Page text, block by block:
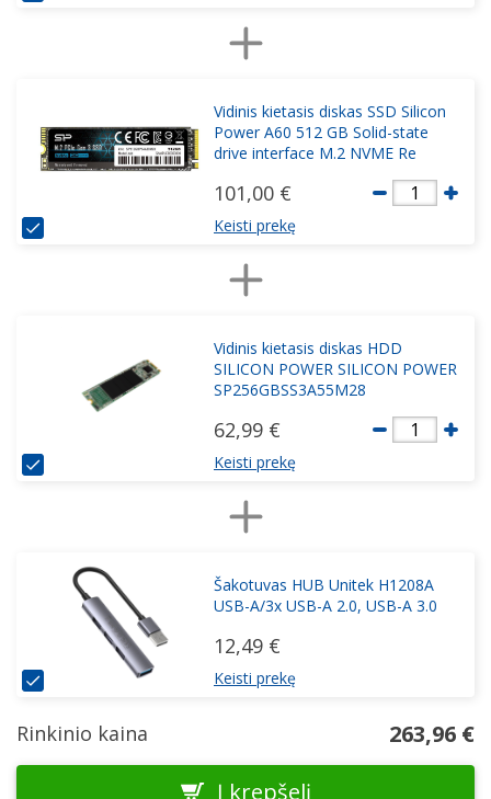
Vidinis kietasis diskas SSD Silicon
Power A60 512 GB Solid-state
drive interface M.2 NVME Re
101,00 € 1
Keisti prekę
Vidinis kietasis diskas HDD
SILICON POWER SILICON POWER
SP256GBSS3A55M28
62,99 € 1
Keisti prekę
Šakotuvas HUB Unitek H1208A
USB-A/3x USB-A 2.0, USB-A 3.0
12,49 €
Keisti prekę
Rinkinio kaina
263,96 €
Į krepšelį